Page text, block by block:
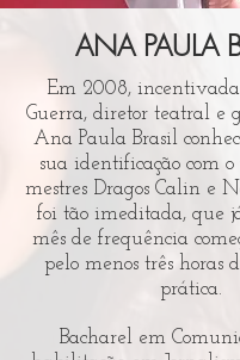
ANA PAULA
Em 2008,
Guerra, diretor teatral e
Ana Paula Brasil
sua identificação com
mestres Dragos Calin e
foi tão imeditada, que
mês de frequência
pelo menos três horas
prática.
Bacharel em